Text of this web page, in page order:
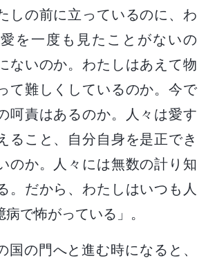
しの前に立っているのに、わ
を一度も見たことがないの
ないのか。わたしはあえて物
て難しくしているのか。今で
呵責はあるのか。人々は愛す
ること、自分自身を是正でき
のか。人々には無数の計り知
。だから、わたしはいつも人
で怖がっている」。
国の門へと進む時になると、